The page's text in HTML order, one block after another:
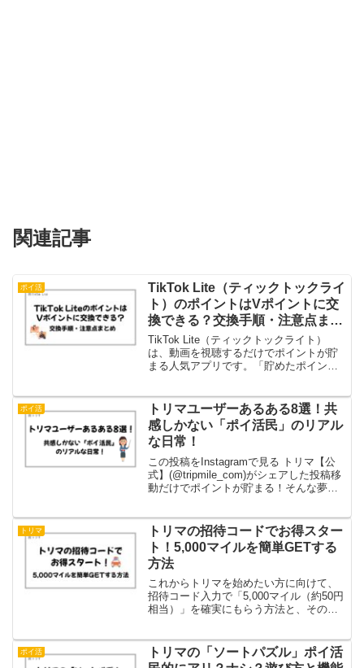
関連記事
ポイ活
TikTok Lite（ティックトックライ
ト）のポイントはVポイントに交
換できる？交換手順・注意点まと
め
TikTok Lite（ティックトックライト）
は、動画を視聴するだけでポイントが貯
まる人気アプリです。「貯めたポイント
いる方も多いのではないでしょうか。こ
の記事では、...
ポイ活
トリマユーザーあるある8選！共
感しかない「ポイ活民」のリアル
な日常！
この投稿をInstagramで見る トリマ【公
式】(@tripmile_com)がシェアした投稿移
動だけでポイントが貯まる！そんな夢の
ね？」「あ、これ私もかも…？」今回...
トリマ
トリマの招待コードでお得スター
ト！5,000マイルを簡単GETする
方法
これからトリマを始めたい方に向けて、
招待コード入力で「5,000マイル（約50円
相当）」を確実にもらう方法と、その後
まるポイ活アプリ「トリマ」は、毎日の
移動距離や歩数...
ポイ活
トリマの「ソートパズル」ポイ活